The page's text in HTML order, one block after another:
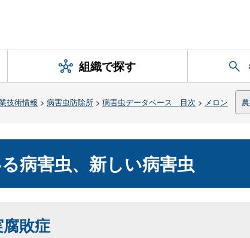
組織で探す
技術情報 > 病害虫防除所 > 病害虫データベース 目次 > メロン
病害虫、新しい病害虫
敗症